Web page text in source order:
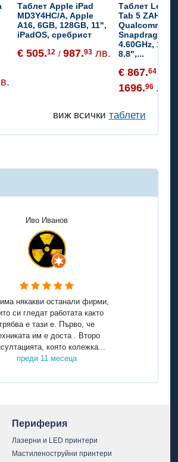
Таблет Apple iPad
MD3Y4HC/A, Apple
A16, 6GB, 128GB, 11",
iPadOS, сребрист
€ 505.12 /987.93 лв.
Таблет
Tab 5
Qualcomm
Snapdragon 8
4.60GHz,
8.8",...
€ 867.64
1696.96 лв.
виж всички таблети
Иво Иванов
някакви останали фирми,
си гледат работата както
е тази е. Първо, че
им е доста . Второ
която колежка...
преди 11 месеца
Периферия
Лазерни и LED принтери
Мастиленоструйни принтери